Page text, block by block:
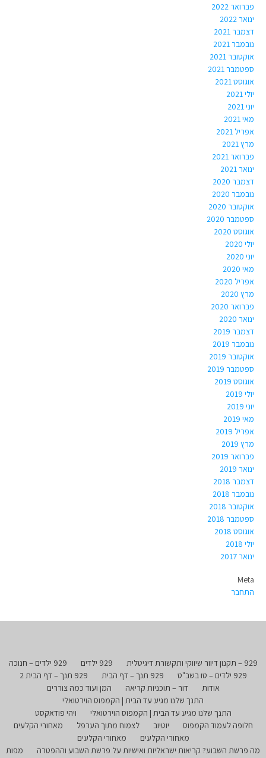
פברואר 2022
ינואר 2022
דצמבר 2021
נובמבר 2021
אוקטובר 2021
ספטמבר 2021
אוגוסט 2021
יולי 2021
יוני 2021
מאי 2021
אפריל 2021
מרץ 2021
פברואר 2021
ינואר 2021
דצמבר 2020
נובמבר 2020
אוקטובר 2020
ספטמבר 2020
אוגוסט 2020
יולי 2020
יוני 2020
מאי 2020
אפריל 2020
מרץ 2020
פברואר 2020
ינואר 2020
דצמבר 2019
נובמבר 2019
אוקטובר 2019
ספטמבר 2019
אוגוסט 2019
יולי 2019
יוני 2019
מאי 2019
אפריל 2019
מרץ 2019
פברואר 2019
ינואר 2019
דצמבר 2018
נובמבר 2018
אוקטובר 2018
ספטמבר 2018
אוגוסט 2018
יולי 2018
ינואר 2017
Meta
התחבר
929 – תקנון דיוור שיווקי ותקשורת דיגיטלית 929 ילדים
929 ילדים – חנוכה
929 ילדים – טו בשב"ט
929 תנך – דף הבית
929 תנך – דף הבית 2
אודות
דור – תוכניות קריאה
המן ועוד כמה צוררים
התנך שלנו מגיע עד הבית | הקמפוס הוירטואלי
התנך שלנו מגיע עד הבית | הקמפוס הוירטואלי
ויהי פודאקסט
חלופה לעמוד הקמפוס
יוטיוב לצמוח מתוך הערפל
מאחורי הקלעים
מאחורי הקלעים
מאחורי הקלעים
מה פרשת השבוע? קריאות ישראליות ואישיות על פרשת השבוע וההפטרה
מפות